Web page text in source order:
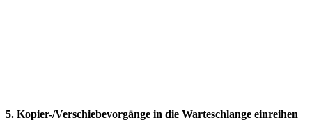
5. Kopier-/Verschiebevorgänge in die Warteschlange einreihen